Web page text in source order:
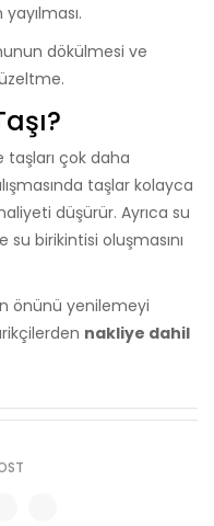
dökülmesi ve
çok daha
taşlar kolayca
düşürür. Ayrıca su
su birikintisi oluşmasını
önünü yenilemeyi
nakliye dahil